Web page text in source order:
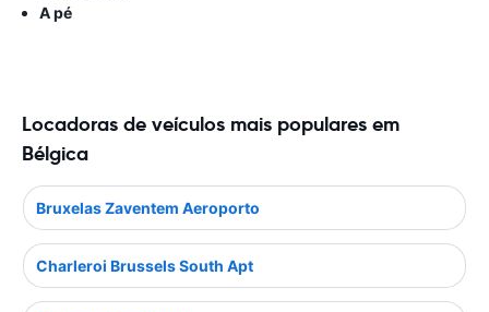
A pé
Locadoras de veículos mais populares em
Bélgica
Bruxelas Zaventem Aeroporto
Charleroi Brussels South Apt